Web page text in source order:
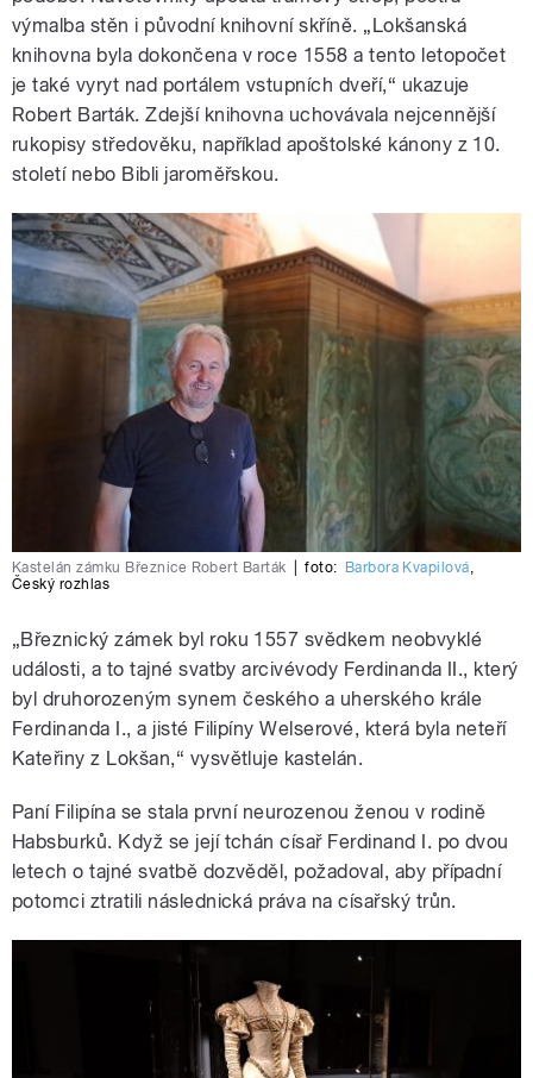
výmalba stěn i původní knihovní skříně. „Lokšanská
knihovna byla dokončena v roce 1558 a tento letopočet
je také vyryt nad portálem vstupních dveří,“ ukazuje
Robert Barták. Zdejší knihovna uchovávala nejcennější
rukopisy středověku, například apoštolské kánony z 10.
století nebo Bibli jaroměřskou.
Kastelán zámku Březnice Robert Barták foto: Barbora Kvapilová,
Český rozhlas
„Březnický zámek byl roku 1557 svědkem neobvyklé
události, a to tajné svatby arcivévody Ferdinanda II., který
byl druhorozeným synem českého a uherského krále
Ferdinanda I., a jisté Filipíny Welserové, která byla neteří
Kateřiny z Lokšan,“ vysvětluje kastelán.
Paní Filipína se stala první neurozenou ženou v rodině
Habsburků. Když se její tchán císař Ferdinand I. po dvou
letech o tajné svatbě dozvěděl, požadoval, aby případní
potomci ztratili následnická práva na císařský trůn.